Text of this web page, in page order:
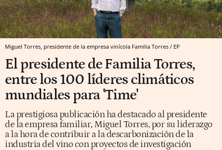
Miguel Torres, presidente de la empresa vinícola Familia Torres / EP
El presidente de Familia Torres,
entre los 100 líderes climáticos
mundiales para 'Time'
La prestigiosa publicación ha destacado al presidente
de la empresa familiar, Miguel Torres, por su liderazgo
a la hora de contribuir a la descarbonización de la
industria del vino con proyectos de investigación